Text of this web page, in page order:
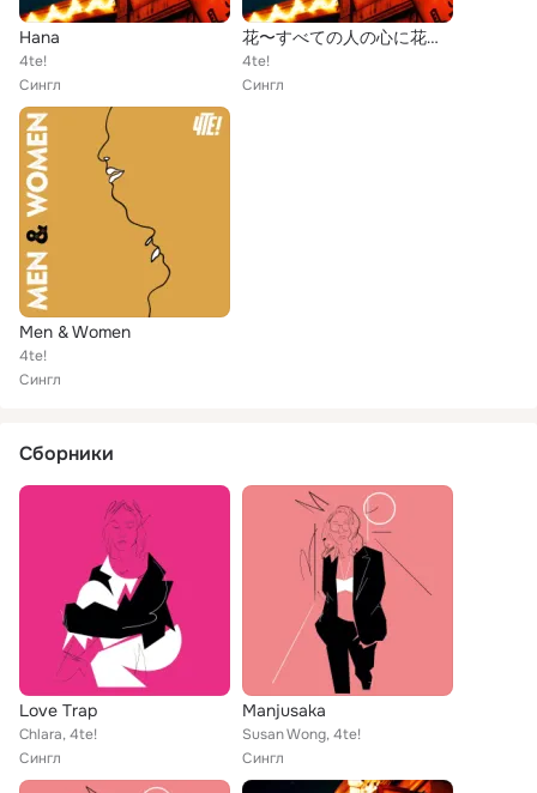
Hana
4te!
Сингл
花〜すべての人の心に花を〜
4te!
Сингл
Men & Women
4te!
Сингл
Сборники
Love Trap
Chlara, 4te!
Сингл
Manjusaka
Susan Wong, 4te!
Сингл